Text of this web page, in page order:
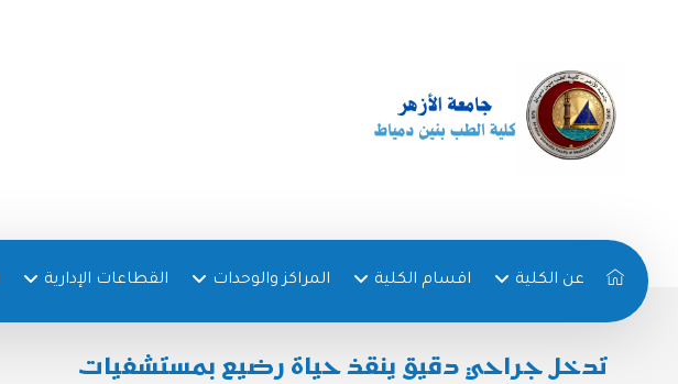
عن الكلية اقسام الكلية المراكز والوحدات القطاعات الإدارية
تدخل جراحي دقيق ينقذ حياة رضيع بمستشفيات